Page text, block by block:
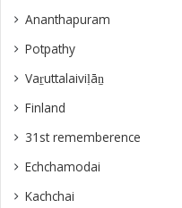
Ananthapuram
‎Potpathy
Vaṟuttalaiviḷāṉ
Finland
31st rememberence
Echchamodai
Kachchai